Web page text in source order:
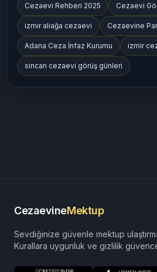
Cezaevi Rehberi 2025 Cezaevi
izmir aliağa cezaevi Cezaevine
Adana Ceza İnfaz Kurumu izmir
sincan cezaevi görüş günleri
CezaevineMektup
Sevdiğinize güvenle mektup
Kurallara uygunluk ve gizlilik